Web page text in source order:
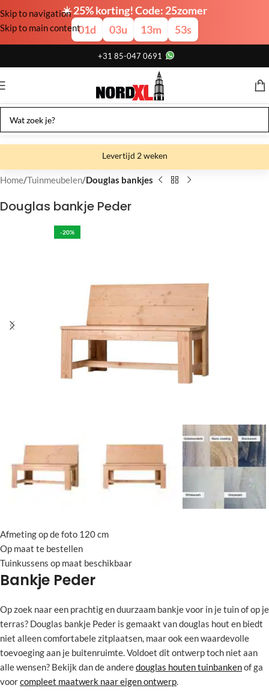
☀️ 25% korting! Code: 25zomer
01d 03u 13m 52s
Skip to navigation
Skip to main content
+31 85-047 0691
Levertijd 2 weken
Gratis verzending
Gratis afhalen
Home Tuinmeubelen Douglas bankjes
Douglas bankje Peder
-20%
Afmeting op de foto 120 cm
Op maat te bestellen
Tuinkussens op maat beschikbaar
Bankje Peder
Op zoek naar een prachtig en duurzaam bankje voor in je tuin of op je
terras? Douglas bankje Peder is gemaakt van douglas hout en biedt
niet alleen comfortabele zitplaatsen, maar ook een waardevolle
toevoeging aan je buitenruimte. Voldoet dit ontwerp toch niet aan
alle wensen? Bekijk dan de anderedouglas houten tuinbankenof ga
voorcompleet maatwerk naar eigen ontwerp.